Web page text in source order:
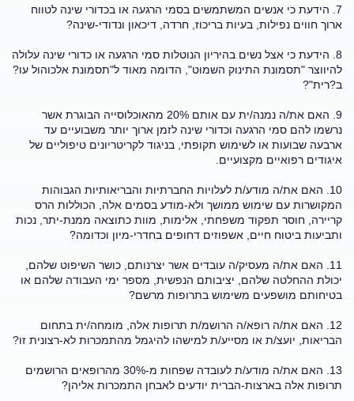
7. הידעת כי אנשים המשתמשים בסמי הרגעה או בכדורי שינה לטווח
ארוך חווים נפילות, בעיות בריכוז, חרדה, דיכאון ונדודי-שינה?
8. הידעת כי אצל נשים בהיריון הנוטלות סמי הרגעה או כדורי שינה עלולה
להיווצר "תסמונת התינוק השמוט", הדומה מאוד ל"תסמונת אלכוהול עו?
ב?רית"?
9. האם את/ה נמנה/ית עם אותם 20% מהאוכלוסייה הבוגרת אשר
נרשמו להם סמי הרגעה וכדורי שינה לזמן ארוך יותר משבועיים עד
ארבעה שבועות או לשימוש תקופתי, בניגוד לקריטריונים טיפוליים של
איגודים רפואיים מקצועיים.
10. האם את/ה מודע/ת לעלויות החברתיות והבריאותיות הגבוהות
המקושרות עם שימוש ממושך ולא-מודע בסמים אלה, הכוללות הרס
קריירה, חוסר תפקוד משפחתי, אלימות, מוות כתוצאה ממנת-יתר, נכות
ותביעות ביטוח חיים, אשפוזים דחופים בחדרי-מיון וכדומה?
11. האם את/ה מעסיק/ה עובדים אשר יצרנותם, כושר השיפוט שלהם,
יכולת ההחלטה שלהם, יציבותם הנפשית, מספר ימי העבודה שלהם או
בטיחותם מושפעים משימוש בתרופות מרשם?
12. האם את/ה רופא/ה הרושמ/ת תרופות אלה, מומחה/ית בתחום
הבריאות, יועצ/ת או מסייע/ת למישהו להיגמל מהתמכרות לא-רצונית זו?
13. האם את/ה מודע/ת לעובדה שפחות מ-30% מהרופאים הרושמים
תרופות אלה בארצות-הברית יודעים לאבחן התמכרות אליהן?